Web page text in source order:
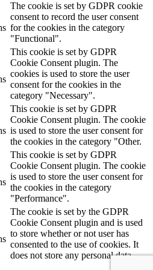
The cookie is set by GDPR cookie
consent to record the user consent
for the cookies in the category
"Functional".
This cookie is set by GDPR
Cookie Consent plugin. The
cookies is used to store the user
consent for the cookies in the
category "Necessary".
This cookie is set by GDPR
Cookie Consent plugin. The cookie
is used to store the user consent for
the cookies in the category "Other.
This cookie is set by GDPR
Cookie Consent plugin. The cookie
is used to store the user consent for
the cookies in the category
"Performance".
The cookie is set by the GDPR
Cookie Consent plugin and is used
to store whether or not user has
consented to the use of cookies. It
does not store any personal data.